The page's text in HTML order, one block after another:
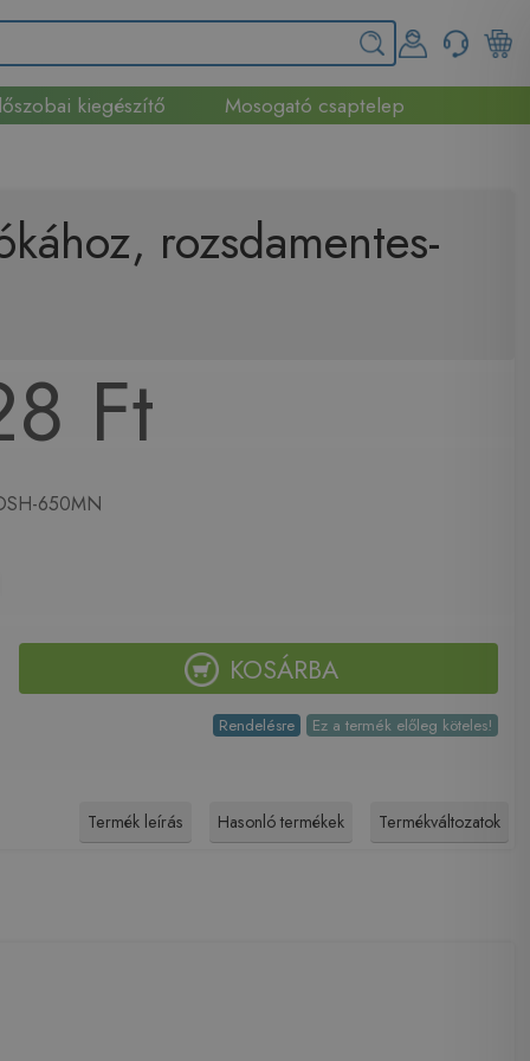
kiegészítő
Mosogató csaptelep
rozsdamentes-
Ft
650MN
KOSÁRBA
Rendelésre Ez a termék előleg köteles!
Termék leírás Hasonló termékek Termékváltozatok